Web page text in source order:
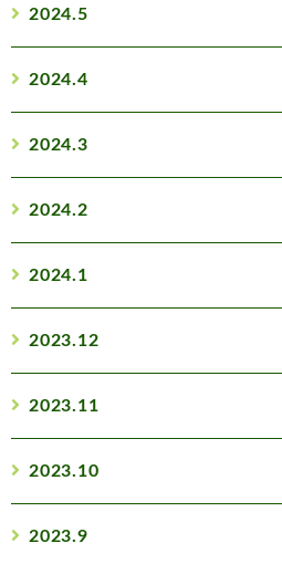
2024.5
2024.4
2024.3
2024.2
2024.1
2023.12
2023.11
2023.10
2023.9